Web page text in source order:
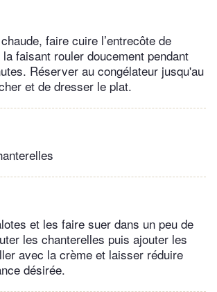
faire cuire l’entrecôte de
faisant rouler doucement pendant
Réserver au congélateur jusqu'au
et de dresser le plat.
et les faire suer dans un peu de
les chanterelles puis ajouter les
avec la crème et laisser réduire
désirée.